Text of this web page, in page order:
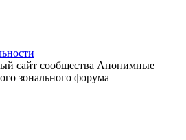
сайт сообщества Анонимные
зонального форума